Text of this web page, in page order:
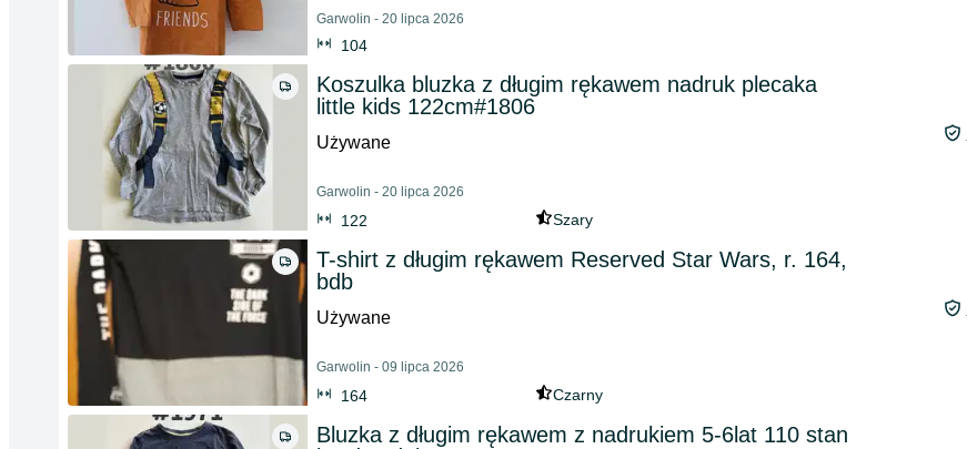
Garwolin - 20 lipca 2026
104
Koszulka bluzka z długim rękawem nadruk plecaka
little kids 122cm#1806
Używane
Garwolin - 20 lipca 2026
122 Szary
T-shirt z długim rękawem Reserved Star Wars, r. 164,
bdb
Używane
Garwolin - 09 lipca 2026
164 Czarny
Bluzka z długim rękawem z nadrukiem 5-6lat 110 stan